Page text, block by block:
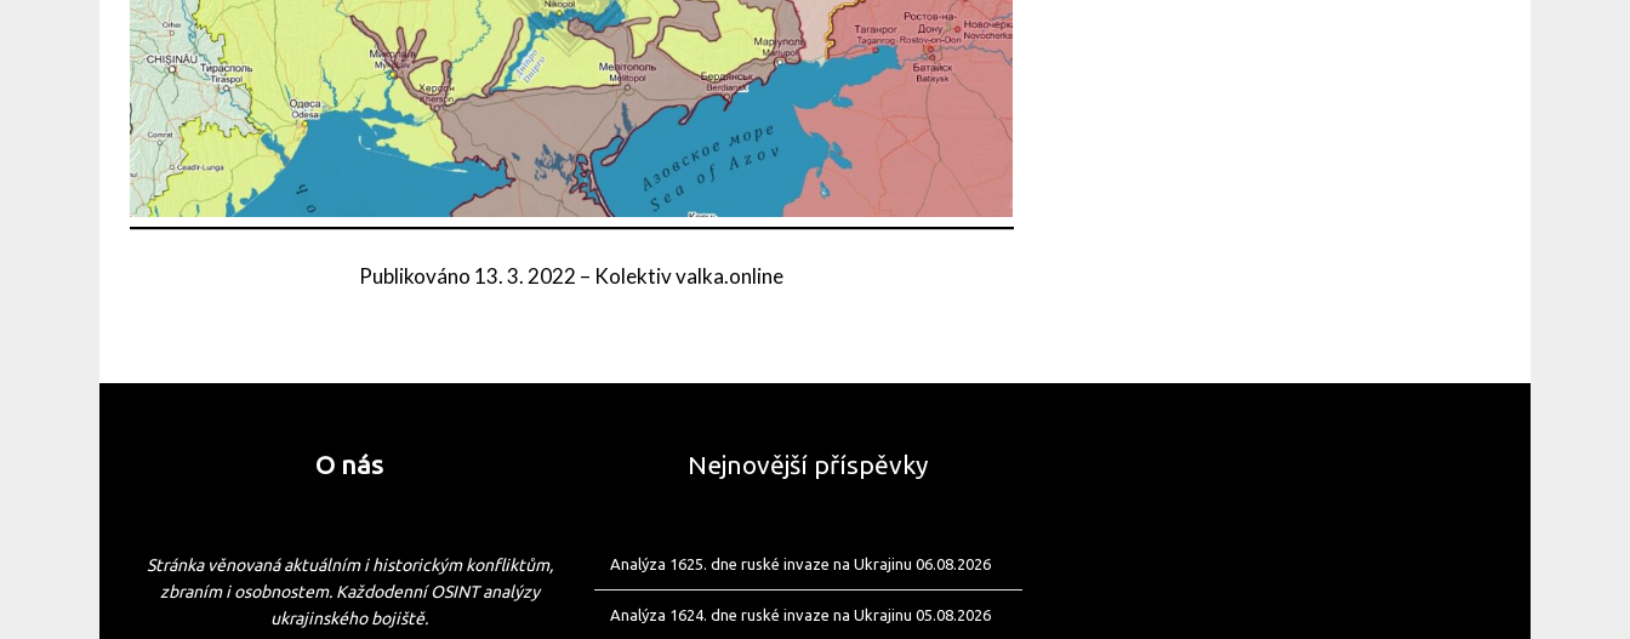
Publikováno 13. 3. 2022 – Kolektiv valka.online
O nás
Stránka věnovaná aktuálním i historickým konfliktům,
zbraním i osobnostem. Každodenní OSINT analýzy
ukrajinského bojiště.
Nejnovější příspěvky
Analýza 1625. dne ruské invaze na Ukrajinu 06.08.2026
Analýza 1624. dne ruské invaze na Ukrajinu 05.08.2026